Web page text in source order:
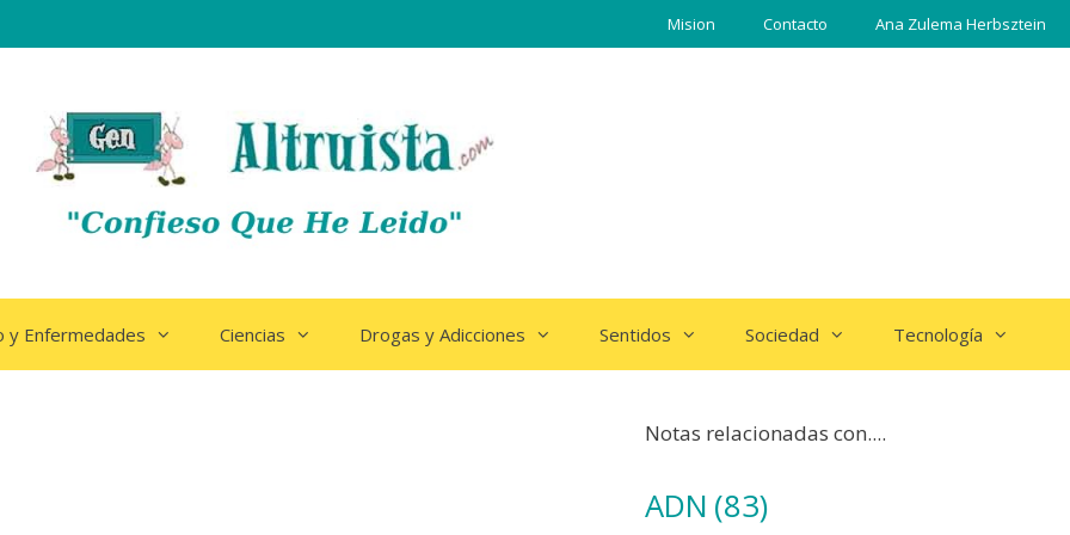
Mision Contacto Ana Zulema Herbsztein
y Enfermedades Ciencias Drogas y Adicciones Sentidos Sociedad Tecnología
Notas relacionadas con....
ADN (83)